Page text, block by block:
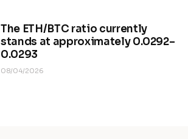
The ETH/BTC ratio currently
stands at approximately 0.0292–
0.0293
08/04/2026